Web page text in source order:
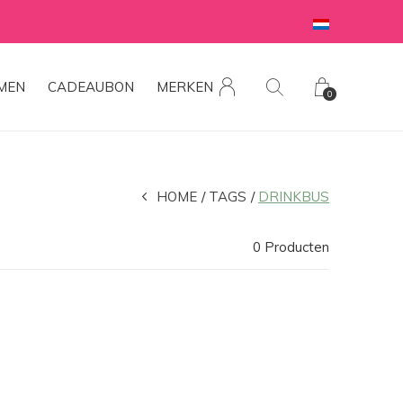
CADEAUBON MERKEN 0
HOME TAGS DRINKBUS
0 Producten